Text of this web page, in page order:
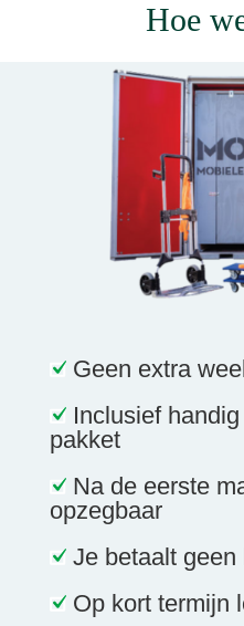
Hoe
Geen extra
Inclusief
pakket
Na de eerste
opzegbaar
Je betaalt geen
Op kort termijn